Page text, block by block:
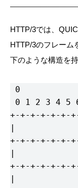
HTTP/3では、
HTTP/3のフレーム
下のような構造を
0
0 1 2 3 4 5
+-+-+-+-+-+-
|
+-+-+-+-+-+-
|
+-+-+-+-+-+-
|